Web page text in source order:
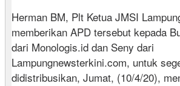
Herman BM, Plt Ketua JMSI
memberikan APD tersebut kepada
dari Monologis.id dan Seny dari
Lampungnewsterkini.com, untuk
didistribusikan, Jumat, (10/4/20),